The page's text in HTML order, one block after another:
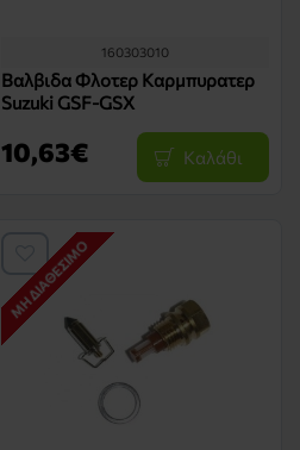
160303010
Βαλβιδα Φλοτερ Καρμπυρατερ
Suzuki GSF-GSX
10,63€ Καλάθι
ΜΗ ΔΙΑΘΈΣΙΜΟ